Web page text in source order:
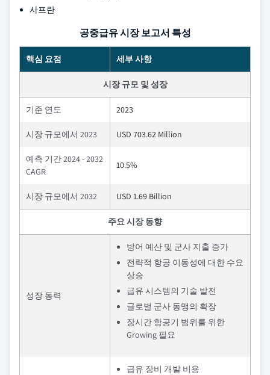
사프란
공중급유 시장 보고서 특성
핵심 요점 세부 사항
시장 규모 및 성장
기준 연도 2023
시장 규모에서 2023 USD 703.62 Million
예측 기간 2024 - 2032
CAGR
10.5%
시장 규모에서 2032 USD 1.69 Billion
주요 시장 동향
성장 동력
방어 예산 및 군사 지출 증가
전략적 항공 이동성에 대한 수요
상승
급유 시스템의 기술 발전
글로벌 군사 동맹의 확장
장시간 항공기 범위를 위한
Growing 필요
급유 장비 개발 비용